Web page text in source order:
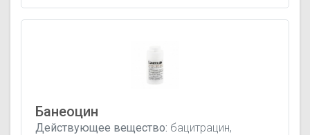
Банеоцин
Действующее вещество: бацитрацин,